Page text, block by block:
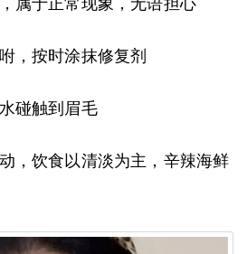
，按时涂抹修复剂
碰触到眉毛
，饮食以清淡为主，辛辣海鲜